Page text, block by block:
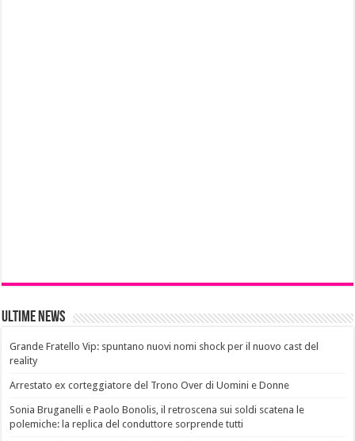
Ultime News
Grande Fratello Vip: spuntano nuovi nomi shock per il nuovo cast del
reality
Arrestato ex corteggiatore del Trono Over di Uomini e Donne
Sonia Bruganelli e Paolo Bonolis, il retroscena sui soldi scatena le
polemiche: la replica del conduttore sorprende tutti